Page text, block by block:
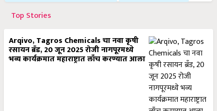
Top Stories
Arqivo, Tagros Chemicals चा नवा कृषी
रसायन ब्रँड, 20 जून 2025 रोजी नागपूरमध्ये
भव्य कार्यक्रमात महाराष्ट्रात लाँच करण्यात आला